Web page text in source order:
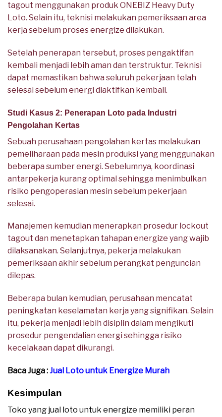
tagout menggunakan produk ONEBIZ Heavy Duty
Loto. Selain itu, teknisi melakukan pemeriksaan area
kerja sebelum proses energize dilakukan.
Setelah penerapan tersebut, proses pengaktifan
kembali menjadi lebih aman dan terstruktur. Teknisi
dapat memastikan bahwa seluruh pekerjaan telah
selesai sebelum energi diaktifkan kembali.
Studi Kasus 2: Penerapan Loto pada Industri
Pengolahan Kertas
Sebuah perusahaan pengolahan kertas melakukan
pemeliharaan pada mesin produksi yang menggunakan
beberapa sumber energi. Sebelumnya, koordinasi
antarpekerja kurang optimal sehingga menimbulkan
risiko pengoperasian mesin sebelum pekerjaan
selesai.
Manajemen kemudian menerapkan prosedur lockout
tagout dan menetapkan tahapan energize yang wajib
dilaksanakan. Selanjutnya, pekerja melakukan
pemeriksaan akhir sebelum perangkat penguncian
dilepas.
Beberapa bulan kemudian, perusahaan mencatat
peningkatan keselamatan kerja yang signifikan. Selain
itu, pekerja menjadi lebih disiplin dalam mengikuti
prosedur pengendalian energi sehingga risiko
kecelakaan dapat dikurangi.
Baca Juga :Jual Loto untuk Energize Murah
Kesimpulan
Toko yang jual loto untuk energize memiliki peran